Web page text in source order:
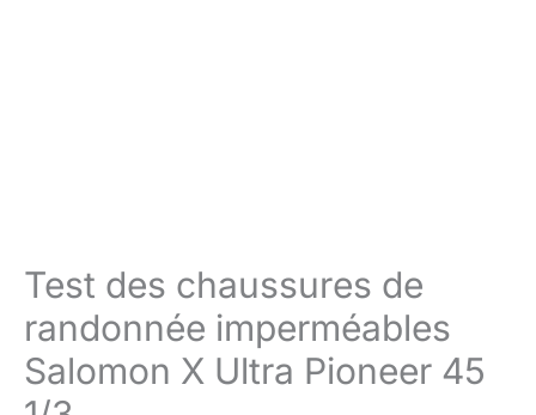
Test des chaussures de
randonnée imperméables
Salomon X Ultra Pioneer 45